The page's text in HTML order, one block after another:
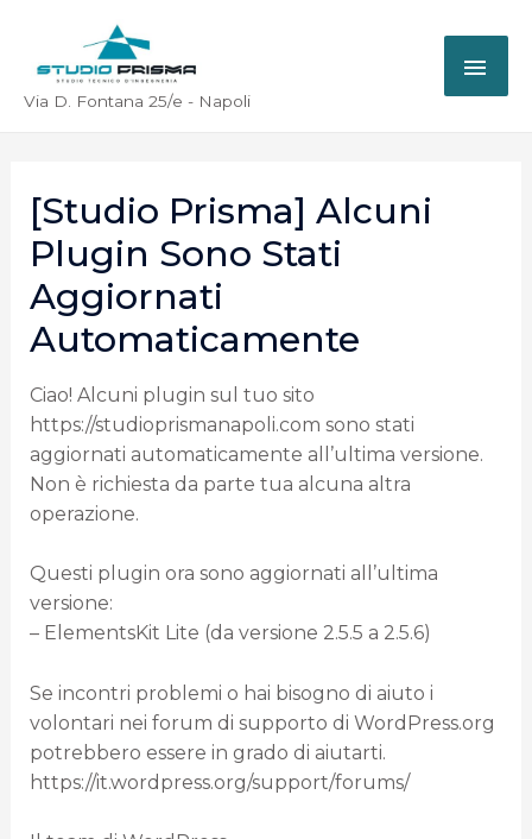
Via D. Fontana 25/e - Napoli
[Studio Prisma] Alcuni
Plugin Sono Stati
Aggiornati
Automaticamente
Ciao! Alcuni plugin sul tuo sito
https://studioprismanapoli.com sono stati
aggiornati automaticamente all’ultima versione.
Non è richiesta da parte tua alcuna altra
operazione.
Questi plugin ora sono aggiornati all’ultima
versione:
– ElementsKit Lite (da versione 2.5.5 a 2.5.6)
Se incontri problemi o hai bisogno di aiuto i
volontari nei forum di supporto di WordPress.org
potrebbero essere in grado di aiutarti.
https://it.wordpress.org/support/forums/